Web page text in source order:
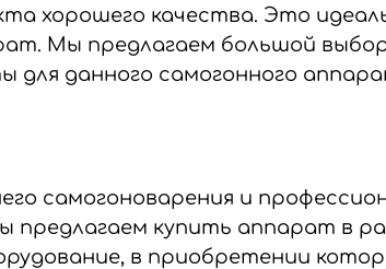
хорошего качества. Это
Мы предлагаем большой
данного самогонного
самогоноварения и
предлагаем купить аппарат в
в приобретении